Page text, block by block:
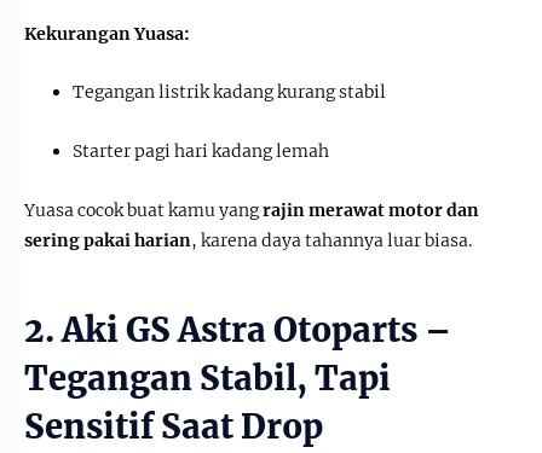
Kekurangan Yuasa:
Tegangan listrik kadang kurang stabil
Starter pagi hari kadang lemah
Yuasa cocok buat kamu yangrajin merawat motor dan
sering pakai harian, karena daya tahannya luar biasa.
2. Aki GS Astra Otoparts –
Tegangan Stabil, Tapi
Sensitif Saat Drop